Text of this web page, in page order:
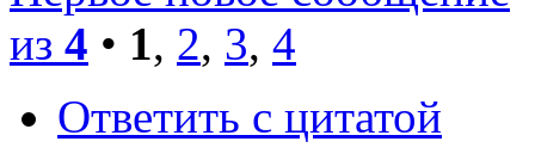
из 4 • 1, 2, 3, 4
Ответить с цитатой